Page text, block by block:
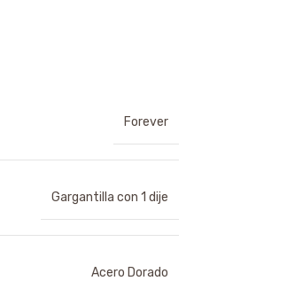
Forever
Gargantilla con 1 dije
Acero Dorado